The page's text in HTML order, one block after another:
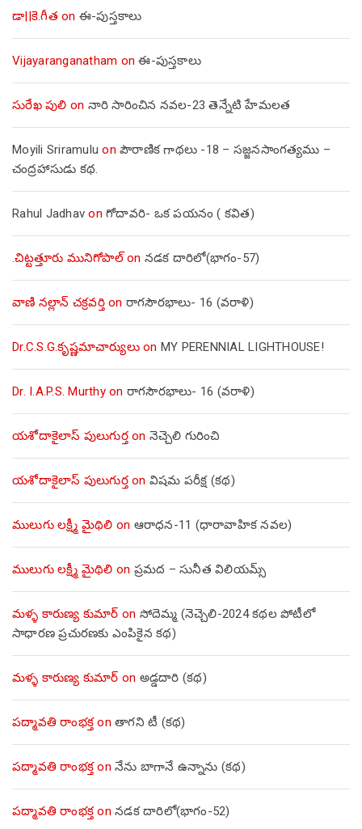
డా||కె.గీత on ఈ-పుస్తకాలు
Vijayaranganatham onఈ-పుస్తకాలు
సురేఖ పులి on నారి సారించిన నవల-23 తెన్నేటి హేమలత
Moyili Sriramulu on పౌరాణిక గాథలు -18 – సజ్జనసాంగత్యము –
చంద్రహాసుడు కథ.
Rahul Jadhav on గోదావరి- ఒక పయనం ( కవిత)
.చిట్టత్తూరు మునిగోపాల్on నడక దారిలో(భాగం-57)
వాణి నల్లాన్ చక్రవర్తిon రాగసౌరభాలు- 16 (వరాళి)
Dr.C.S.G.కృష్ణమాచార్యులుon MY PERENNIAL LIGHTHOUSE!
Dr. I.A.P.S. Murthyon రాగసౌరభాలు- 16 (వరాళి)
యశోదాకైలాస్ పులుగుర్తon నెచ్చెలి గురించి
యశోదాకైలాస్ పులుగుర్తon విషమ పరీక్ష (క‌థ‌)
ములుగు లక్ష్మీ మైథిలి on ఆరాధన-11 (ధారావాహిక నవల)
ములుగు లక్ష్మీ మైథిలి on ప్రమద – సునీత విలియమ్స్
మళ్ళ కారుణ్య కుమార్ on సోదెమ్మ (నెచ్చెలి-2024 కథల పోటీలో
సాధారణ ప్రచురణకు ఎంపికైన కథ)
మళ్ళ కారుణ్య కుమార్ on అడ్డదారి (కథ)
పద్మావతి రాంభక్తon తాగని టీ (కథ)
పద్మావతి రాంభక్తon నేను బాగానే ఉన్నాను (క‌థ‌)
పద్మావతి రాంభక్తon నడక దారిలో(భాగం-52)